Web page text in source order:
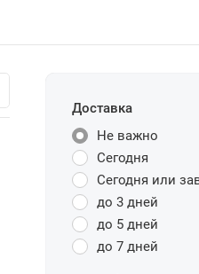
Доставка
Не важно
Сегодня
Сегодня или
до 3 дней
до 5 дней
до 7 дней